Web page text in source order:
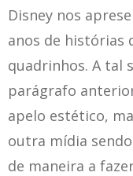
Disney nos
anos de histórias
quadrinhos. A tal
parágrafo
apelo estético,
outra mídia
de maneira a